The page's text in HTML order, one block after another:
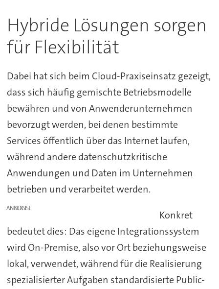
Hybride Lösungen sorgen
für Flexibilität
Dabei hat sich beim Cloud-Praxiseinsatz gezeigt,
dass sich häufig gemischte Betriebsmodelle
bewähren und von Anwenderunternehmen
bevorzugt werden, bei denen bestimmte
Services öffentlich über das Internet laufen,
während andere datenschutzkritische
Anwendungen und Daten im Unternehmen
betrieben und verarbeitet werden.
ANZEIGE
Konkret
bedeutet dies: Das eigene Integrationssystem
wird On-Premise, also vor Ort beziehungsweise
lokal, verwendet, während für die Realisierung
spezialisierter Aufgaben standardisierte Public-